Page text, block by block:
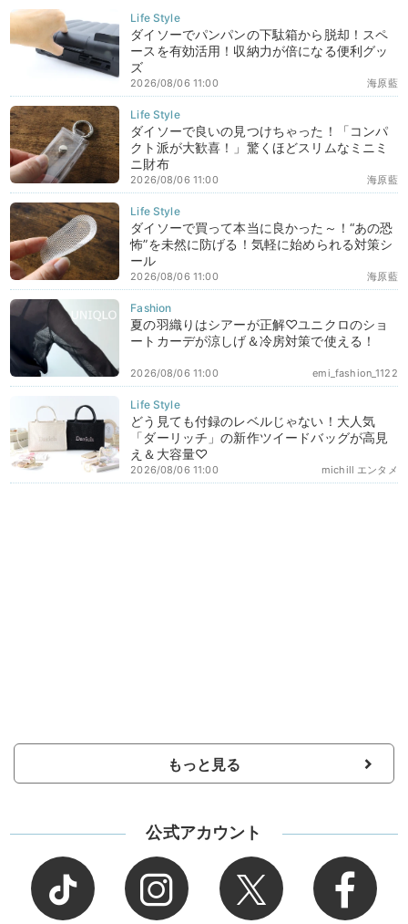
ダイソーでパンパンの下駄箱から脱却！スペ
ースを有効活用！収納力が倍になる便利グッ
ズ
海原藍
2026/08/06 11:00
ダイソーで良いの見つけちゃった！「コンパ
クト派が大歓喜！」驚くほどスリムなミニミ
ニ財布
海原藍
2026/08/06 11:00
ダイソーで買って本当に良かった～！“あの恐
怖”を未然に防げる！気軽に始められる対策シ
ール
海原藍
2026/08/06 11:00
夏の羽織りはシアーが正解♡ユニクロのショ
ートカーデが涼しげ＆冷房対策で使える！
emi_fashion_1122
2026/08/06 11:00
どう見ても付録のレベルじゃない！大人気
「ダーリッチ」の新作ツイードバッグが高見
え＆大容量♡
michill エンタメ
2026/08/06 11:00
もっと見る
公式アカウント